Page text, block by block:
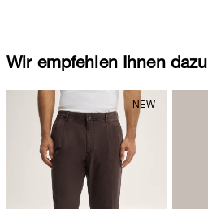
Wir empfehlen Ihnen dazu